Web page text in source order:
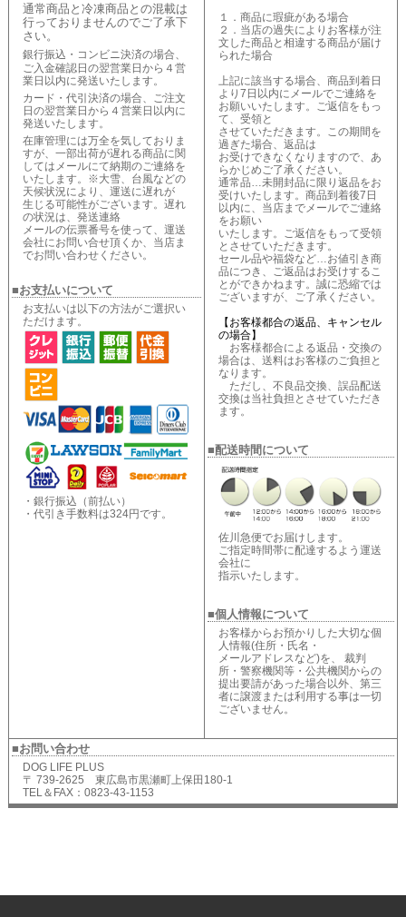
通常商品と冷凍商品との混載は
行っておりませんのでご了承下
さい。
銀行振込・コンビニ決済の場合、
ご入金確認日の翌営業日から４営
業日以内に発送いたします。
カード・代引決済の場合、ご注文
日の翌営業日から４営業日以内に
発送いたします。
在庫管理には万全を気しておりま
すが、一部出荷が遅れる商品に関
してはメールにて納期のご連絡を
いたします。※大雪、台風などの
天候状況により、運送に遅れが
生じる可能性がございます。遅れ
の状況は、発送連絡
メールの伝票番号を使って、運送
会社にお問い合せ頂くか、当店ま
でお問い合わせください。
■お支払いについて
お支払いは以下の方法がご選択い
ただけます。
・銀行振込（前払い）
・代引き手数料は324円です。
１．商品に瑕疵がある場合
２．当店の過失によりお客様が注
文した商品と相違する商品が届け
られた場合
上記に該当する場合、商品到着日
より7日以内にメールでご連絡を
お願いいたします。ご返信をもっ
て、受領と
させていただきます。この期間を
過ぎた場合、返品は
お受けできなくなりますので、あ
らかじめご了承ください。
通常品…未開封品に限り返品をお
受けいたします。商品到着後7日
以内に、当店までメールでご連絡
をお願い
いたします。ご返信をもって受領
とさせていただきます。
セール品や福袋など…お値引き商
品につき、ご返品はお受けするこ
とができかねます。誠に恐縮では
ございますが、ご了承ください。
【お客様都合の返品、キャンセル
の場合】
お客様都合による返品・交換の
場合は、送料はお客様のご負担と
なります。
ただし、不良品交換、誤品配送
交換は当社負担とさせていただき
ます。
■配送時間について
佐川急便でお届けします。
ご指定時間帯に配達するよう運送
会社に
指示いたします。
■個人情報について
お客様からお預かりした大切な個
人情報(住所・氏名・
メールアドレスなど)を、 裁判
所・警察機関等・公共機関からの
提出要請があった場合以外、第三
者に譲渡または利用する事は一切
ございません。
■お問い合わせ
DOG LIFE PLUS
〒 739-2625 東広島市黒瀬町上保田180-1
TEL＆FAX：0823-43-1153